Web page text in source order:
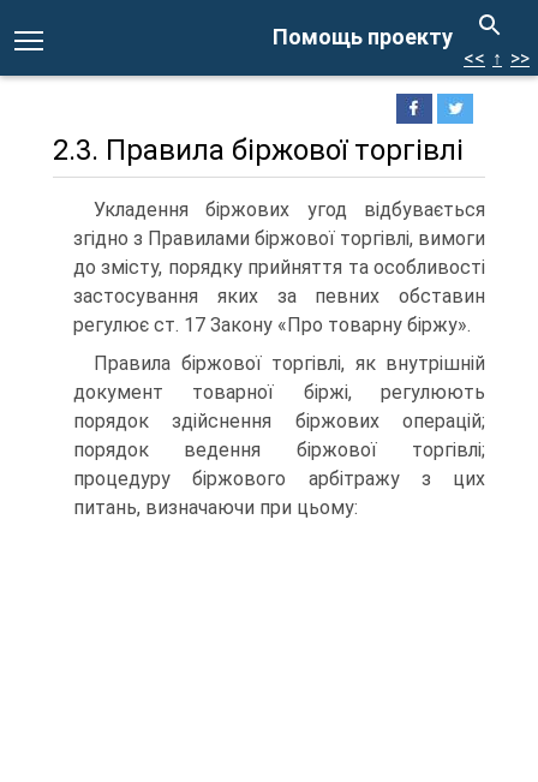
Помощь проекту
<< ↑ >>
2.3. Правила біржової торгівлі
Укладення біржових угод відбувається
згідно з Правилами біржової торгівлі, вимоги
до змісту, порядку прийняття та особливості
застосування яких за певних обставин
регулює ст. 17 Закону «Про товарну біржу».
Правила біржової торгівлі, як внутрішній
документ товарної біржі, регулюють
порядок здійснення біржових операцій;
порядок ведення біржової торгівлі;
процедуру біржового арбітражу з цих
питань, визначаючи при цьому: